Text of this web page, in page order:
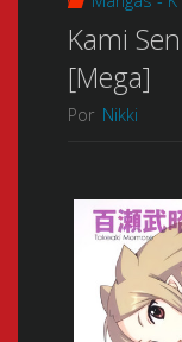
Kami
[Mega]
Por Nikki